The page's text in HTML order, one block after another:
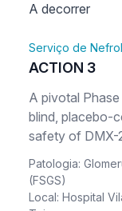
A decorrer
Serviço de
ACTION 3
A pivotal
blind, placebo-
safety of DMX-
angiotensin II
Patologia:
(FSGS)
Local: Hospital